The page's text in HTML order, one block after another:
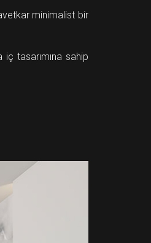
minimalist bir
tasarımına sahip